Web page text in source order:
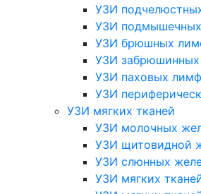
УЗИ
УЗИ
УЗИ брюшных
УЗИ
УЗИ паховых
УЗИ
УЗИ мягких тканей
УЗИ молочных
УЗИ щитовидной
УЗИ слюнных
УЗИ мягких